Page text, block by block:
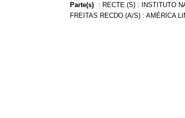
Parte(s) : RECTE.(S) : INSTITUTO
FREITAS RECDO.(A/S) : AMÉRICA